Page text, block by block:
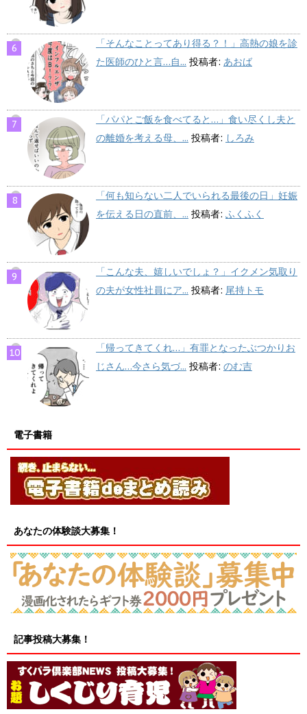
「そんなことってあり得る？！」高熱の娘を診
た医師のひと言…自... 投稿者: あおば
「パパとご飯を食べてると…」食い尽くし夫と
の離婚を考える母、... 投稿者: しろみ
「何も知らない二人でいられる最後の日」妊娠
を伝える日の直前、... 投稿者: ふくふく
「こんな夫、嬉しいでしょ？」イクメン気取り
の夫が女性社員にア... 投稿者: 尾持トモ
「帰ってきてくれ…」有罪となったぶつかりお
じさん…今さら気づ... 投稿者: のむ吉
電子書籍
あなたの体験談大募集！
記事投稿大募集！